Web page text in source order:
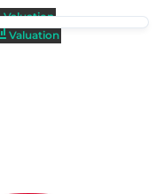
Valuation
Valuation